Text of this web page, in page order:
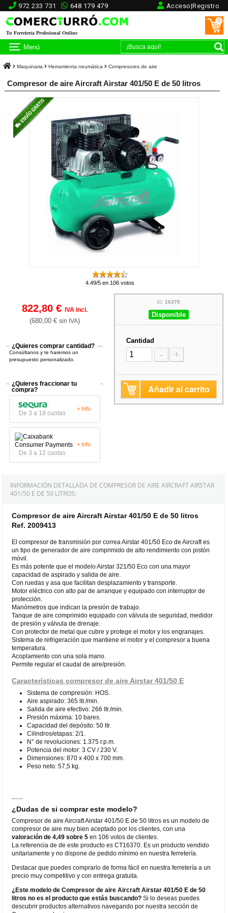
972 233 731 648 179 479 Acceso|Registro
Tu Ferretería Profesional Online
0
Menú
Maquinaria Herramienta neumática Compresores de aire
Compresor de aire Aircraft Airstar 401/50 E de 50 litros
4.49/5 en 106 votos
822,80 €IVA incl.
(680,00 €sin IVA)
¿Quieres comprar cantidad?
Consúltanos y te haremos un
presupuesto personalizado.
¿Quieres fraccionar tu
compra?
De 3 a 18 cuotas
+ Info
De 3 a 12 cuotas
+ Info
ID:16370
Disponible
Cantidad
- +
Añadir al carrito
INFORMACIÓN DETALLADA DE COMPRESOR DE AIRE AIRCRAFT AIRSTAR
401/50 E DE 50 LITROS:
Compresor de aire Aircraft Airstar 401/50 E de 50 litros
Ref. 2009413
El compresor de transmisión por correa Airstar 401/50 Eco de Aircraft es
un tipo de generador de aire comprimido de alto rendimiento con pistón
móvil.
Es más potente que el modelo Airstar 321/50 Eco con una mayor
capacidad de aspirado y salida de aire.
Con ruedas y asa que facilitan desplazamiento y transporte.
Motor eléctrico con alto par de arranque y equipado con interruptor de
protección.
Manómetros que indican la presión de trabajo.
Tanque de aire comprimido equipado con válvula de seguridad, medidor
de presión y válvula de drenaje.
Con protector de metal que cubre y protege el motor y los engranajes.
Sistema de refrigeración que mantiene el motor y el compresor a buena
temperatura.
Acoplamiento con una sola mano.
Permite regular el caudal de aire/presión.
Características compresor de aire Airstar 401/50 E
Sistema de compresión: HOS.
Aire aspirado: 365 ltr./min.
Salida de aire efectivo: 266 ltr./min.
Presión máxima: 10 bares.
Capacidad del depósito: 50 ltr.
Cilindros/etapas: 2/1.
N° de revoluciones: 1.375 r.p.m.
Potencia del motor: 3 CV / 230 V.
Dimensiones: 870 x 400 x 700 mm.
Peso neto: 57,5 kg.
¿Dudas de si comprar este modelo?
Compresor de aire Aircraft Airstar 401/50 E de 50 litros es un modelo de
compresor de aire muy bien aceptado por los clientes, con una
valoración de 4,49 sobre 5 en 106 votos de clientes.
La referencia de de este producto es CT16370. Es un producto vendido
unitariamente y no dispone de pedido mínimo en nuestra ferretería.
Destacar que puedes comprarlo de forma fácil en nuestra ferretería a un
precio muy competitivo y con entrega gratuita.
¿Este modelo de Compresor de aire Aircraft Airstar 401/50 E de 50
litros no es el producto que estás buscando? Si lo deseas puedes
descubrir productos alternativos navegando por nuestra sección de